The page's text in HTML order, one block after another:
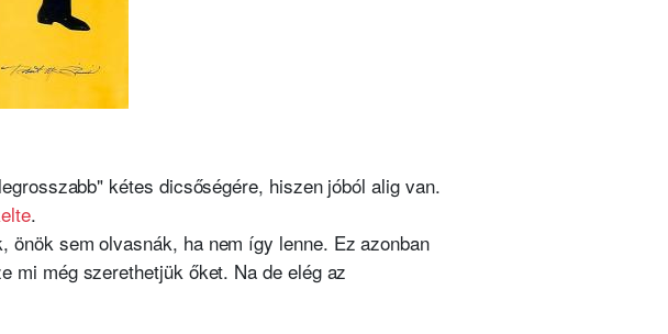
kétes dicsőségére, hiszen jóból alig van.
.
sem olvasnák, ha nem így lenne. Ez azonban
mi még szerethetjük őket. Na de elég az